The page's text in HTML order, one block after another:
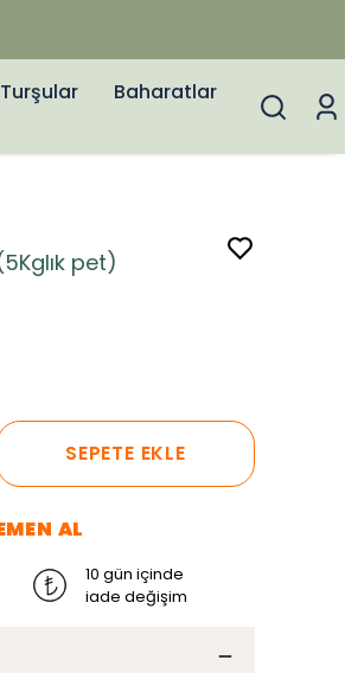
Turşular Baharatlar
pet)
SEPETE EKLE
AL
10 gün içinde
iade değişim